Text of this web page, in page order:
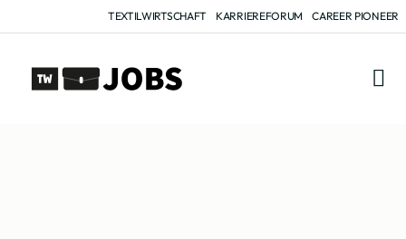
TEXTILWIRTSCHAFT KARRIEREFORUM CAREER PIONEER